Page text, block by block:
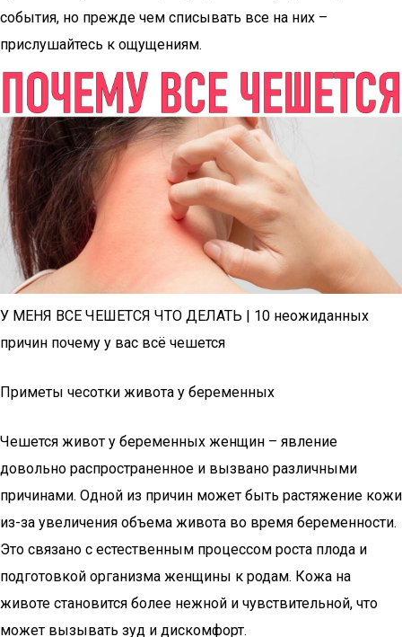
события, но прежде чем списывать все на них –
прислушайтесь к ощущениям.
У МЕНЯ ВСЕ ЧЕШЕТСЯ ЧТО ДЕЛАТЬ | 10 неожиданных
причин почему у вас всё чешется
Приметы чесотки живота у беременных
Чешется живот у беременных женщин – явление
довольно распространенное и вызвано различными
причинами. Одной из причин может быть растяжение кожи
из-за увеличения объема живота во время беременности.
Это связано с естественным процессом роста плода и
подготовкой организма женщины к родам. Кожа на
животе становится более нежной и чувствительной, что
может вызывать зуд и дискомфорт.